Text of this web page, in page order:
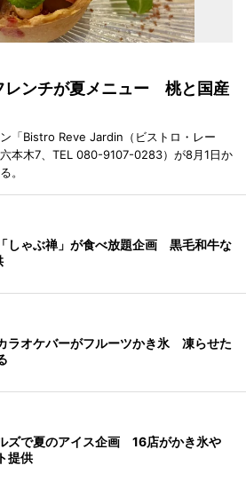
レンチが夏メニュー 桃と国産
「Bistro Reve Jardin（ビストロ・レー
本木7、TEL 080-9107-0283）が8月1日か
。
しゃぶ禅」が食べ放題企画 黒毛和牛な
ラオケバーがフルーツかき氷 凍らせた
ズで夏のアイス企画 16店がかき氷や
提供